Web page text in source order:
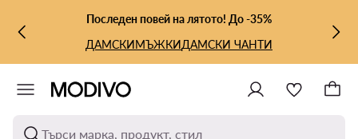
КЪМ ОСНОВНОТО СЪДЪРЖАНИЕ
КЪМ ТЪРСЕНЕПоследен повей на лятото! До -35%
ДАМСКИМЪЖКИДАМСКИ ЧАНТИ
Търси марка, продукт, стил